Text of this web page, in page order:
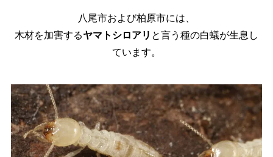
八尾市および柏原市には、
木材を加害するヤマトシロアリ と言う種の白蟻が生息し
ています。